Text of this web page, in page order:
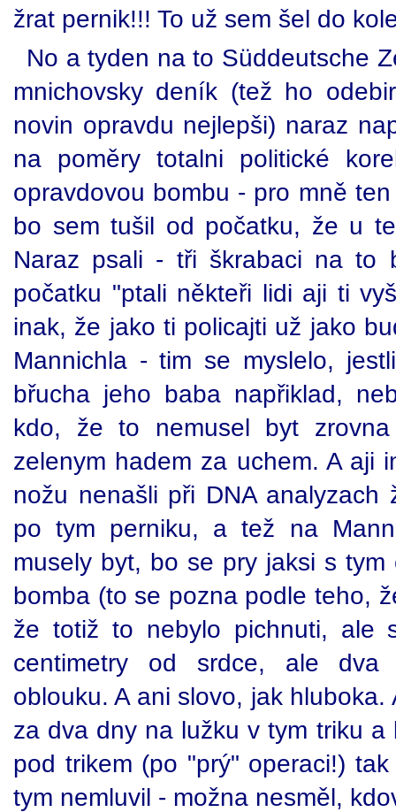
žrat pernik!!! To už sem šel do
No a tyden na to Süddeutsche
mnichovsky deník (tež ho
novin opravdu nejlepši) naraz
na poměry totalni politické
opravdovou bombu - pro mně
bo sem tušil od počatku, že u
Naraz psali - tři škrabaci na
počatku "ptali někteři lidi aji ti
inak, že jako ti policajti už jako
Mannichla - tim se myslelo,
břucha jeho baba napřiklad,
kdo, že to nemusel byt
zelenym hadem za uchem. A aji
nožu nenašli při DNA analyzach
po tym perniku, a tež na
musely byt, bo se pry jaksi s tym
bomba (to se pozna podle teho,
že totiž to nebylo pichnuti, ale
centimetry od srdce, ale dva
oblouku. A ani slovo, jak
za dva dny na lužku v tym triku
pod trikem (po "prý" operaci!)
tym nemluvil - možna nesměl,